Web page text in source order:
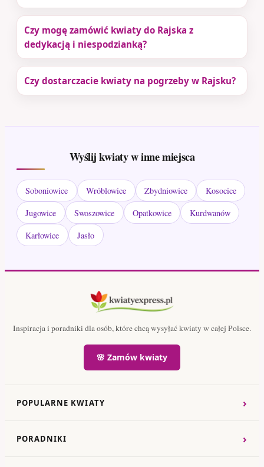
Czy mogę zamówić kwiaty do Rajska z
dedykacją i niespodzianką?
Czy dostarczacie kwiaty na pogrzeby w Rajsku?
Wyślij kwiaty w inne miejsca
Soboniowice Wróblowice Zbydniowice
Kosocice
Jugowice
Swoszowice Opatkowice
Kurdwanów
Karłowice
Jasło
Inspiracja i poradniki dla osób, które chcą wysyłać kwiaty w całej Polsce.
🌸 Zamów kwiaty
POPULARNE KWIATY ›
PORADNIKI ›